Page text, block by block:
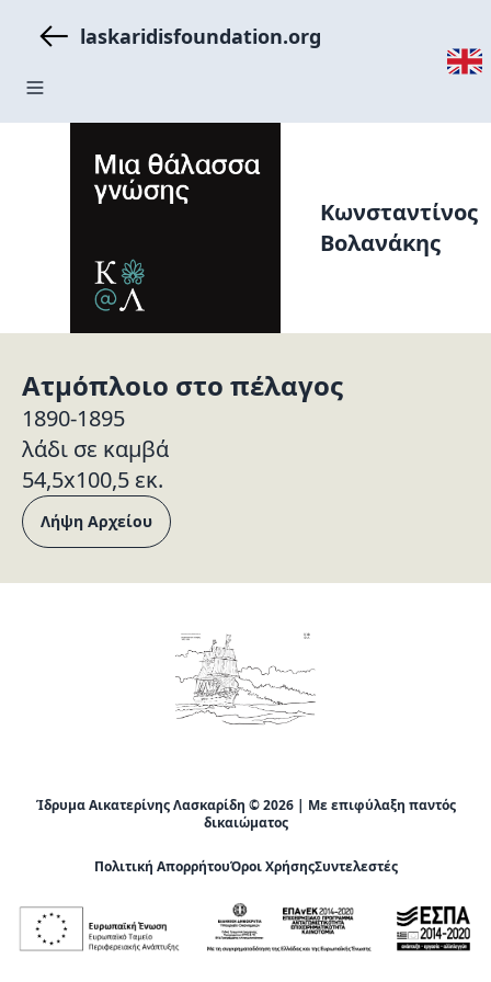
laskaridisfoundation.org
Κωνσταντίνος
Βολανάκης
Ατμόπλοιο στο πέλαγος
1890-1895
λάδι σε καμβά
54,5x100,5 εκ.
Λήψη Αρχείου
Ίδρυμα Αικατερίνης Λασκαρίδη © 2026 | Με επιφύλαξη παντός
δικαιώματος
Πολιτική ΑπορρήτουΌροι ΧρήσηςΣυντελεστές